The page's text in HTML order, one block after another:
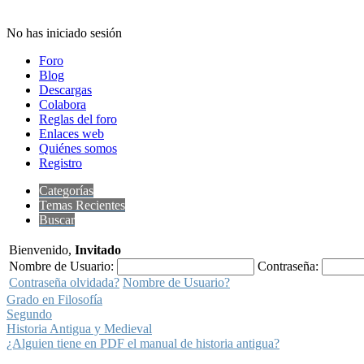
No has iniciado sesión
Foro
Blog
Descargas
Colabora
Reglas del foro
Enlaces web
Quiénes somos
Registro
Categorías
Temas Recientes
Buscar
Bienvenido, Invitado
Nombre de Usuario:
Contraseña:
Contraseña olvidada? Nombre de Usuario?
Grado en Filosofía
Segundo
Historia Antigua y Medieval
¿Alguien tiene en PDF el manual de historia antigua?